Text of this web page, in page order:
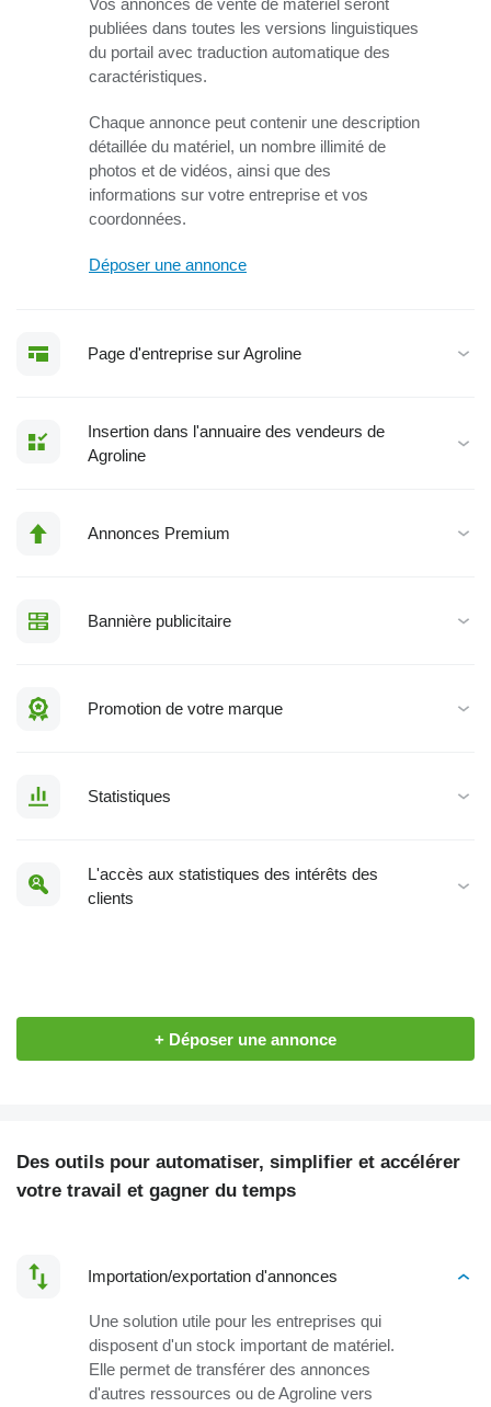
Vos annonces de vente de matériel seront
publiées dans toutes les versions linguistiques
du portail avec traduction automatique des
caractéristiques.
Chaque annonce peut contenir une description
détaillée du matériel, un nombre illimité de
photos et de vidéos, ainsi que des
informations sur votre entreprise et vos
coordonnées.
Déposer une annonce
Page d'entreprise sur Agroline
Insertion dans l'annuaire des vendeurs de
Agroline
Annonces Premium
Bannière publicitaire
Promotion de votre marque
Statistiques
L'accès aux statistiques des intérêts des
clients
+ Déposer une annonce
Des outils pour automatiser, simplifier et accélérer
votre travail et gagner du temps
Importation/exportation d'annonces
Une solution utile pour les entreprises qui
disposent d'un stock important de matériel.
Elle permet de transférer des annonces
d'autres ressources ou de Agroline vers